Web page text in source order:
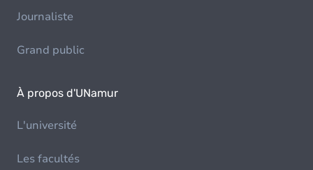
Journaliste
Grand public
À propos d'UNamur
L'université
Les facultés